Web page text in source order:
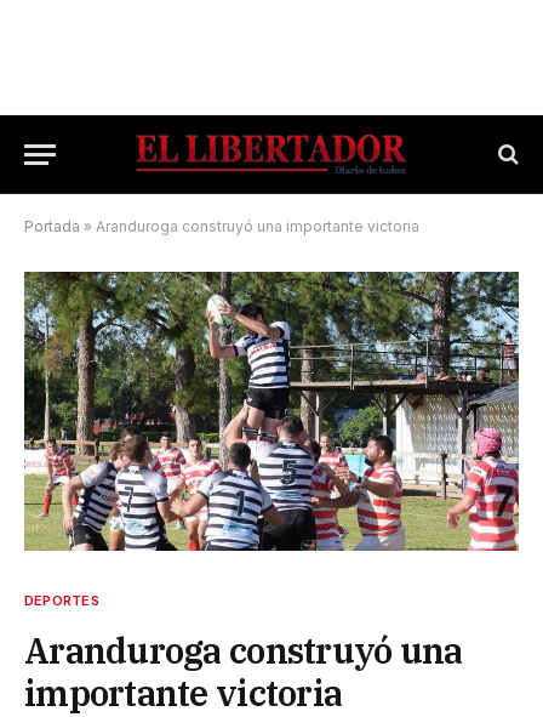
Portada » Aranduroga construyó una importante victoria
DEPORTES
Aranduroga construyó una
importante victoria